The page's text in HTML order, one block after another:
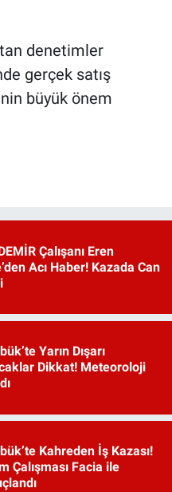
denetimler
gerçek satış
büyük önem
Çalışanı Eren
Acı Haber! Kazada Can
Yarın Dışarı
Dikkat! Meteoroloji
Kahreden İş Kazası!
Çalışması Facia ile